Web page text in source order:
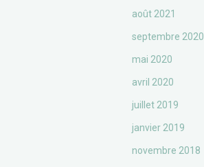
août 2021
septembre 2020
mai 2020
avril 2020
juillet 2019
janvier 2019
novembre 2018